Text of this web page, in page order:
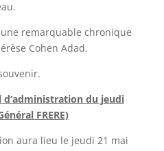
remarquable chronique
Cohen Adad.
d’administration du jeudi
FRERE)
aura lieu le jeudi 21 mai